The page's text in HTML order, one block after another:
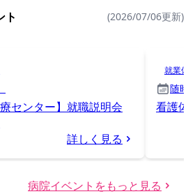
ト (2026/07/06更新)
療センター】就職説明会
詳しく見る
就業体
随時
看護体
病院イベントをもっと見る